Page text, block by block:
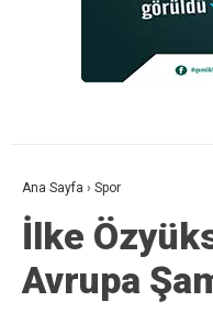
Ana Sayfa › Spor
İlke
Avrupa